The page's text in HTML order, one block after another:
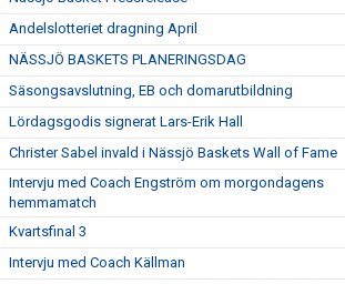
Andelslotteriet dragning April
NÄSSJÖ BASKETS PLANERINGSDAG
Säsongsavslutning, EB och domarutbildning
Lördagsgodis signerat Lars-Erik Hall
Christer Sabel invald i Nässjö Baskets Wall of Fame
Intervju med Coach Engström om morgondagens
hemmamatch
Kvartsfinal 3
Intervju med Coach Källman